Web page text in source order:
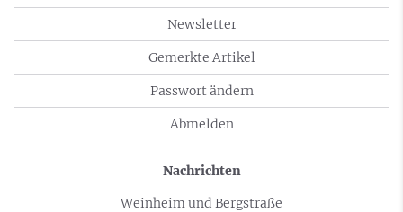
Newsletter
Gemerkte Artikel
Passwort ändern
Abmelden
Nachrichten
Weinheim und Bergstraße